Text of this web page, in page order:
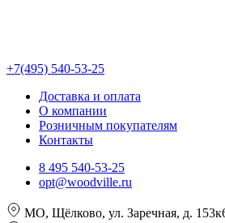
+7(495) 540-53-25
Доставка и оплата
О компании
Розничным покупателям
Контакты
8 495 540-53-25
opt@woodville.ru
МО, Щёлково, ул. Заречная, д.